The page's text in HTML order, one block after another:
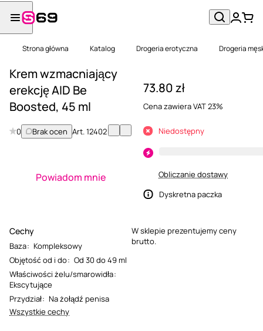
Strona główna Katalog Drogeria erotyczna Drogeria
Krem wzmacniający
erekcję AID Be
Boosted, 45 ml
0 Brak ocen Art.12402
Powiadom mnie
Cechy
Baza: Kompleksowy
Objętość od i do: Od 30 do 49 ml
Właściwości żelu/smarowidła:
Ekscytujące
Przydział: Na żołądź penisa
Wszystkie cechy
73.80 zł
Cena zawiera VAT 23%
Niedostępny
Obliczanie dostawy
Dyskretna paczka
W sklepie prezentujemy ceny
brutto.